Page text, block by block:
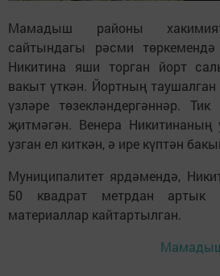
Мамадыш районы
сайтындагы рәсми
Никитина яши торган йорт
вакыт үткән. Йортның
үзләре төзекләндергәннәр.
җитмәгән. Венера
узган ел киткән, ә ире күптән
Муниципалитет ярдәмендә,
50 квадрат метрдан артык
материаллар кайтартылган.